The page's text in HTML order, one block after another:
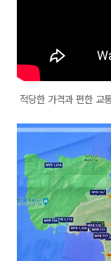
적당한 가격과 편한 교